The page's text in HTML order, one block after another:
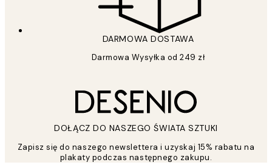
DARMOWA DOSTAWA
Darmowa Wysyłka od 249 zł
DOŁĄCZ DO NASZEGO ŚWIATA SZTUKI
Zapisz się do naszego newslettera i uzyskaj 15% rabatu na
plakaty podczas następnego zakupu.